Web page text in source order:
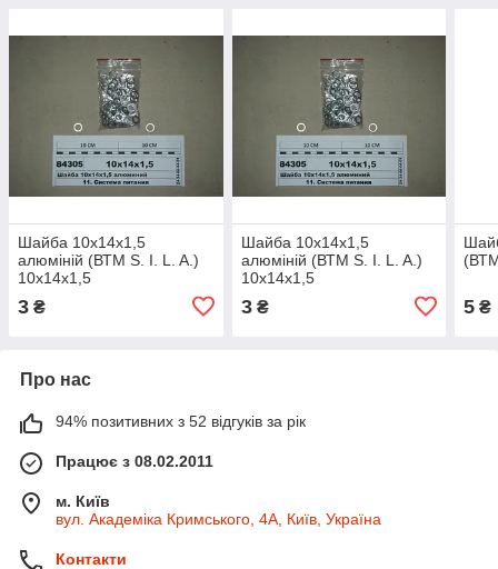
Шайба 10х14х1,5
алюміній (ВТМ S. I. L. A.)
10х14х1,5
3 ₴
Шайба 10х14х1,5
алюміній (ВТМ S. I. L. A.)
10х14х1,5
3₴ 5 ₴
Про нас
94% позитивних з 52 відгуків за рік
Працює з 08.02.2011
м. Київ
вул. Академіка Кримського, 4А, Київ, Україна
Контакти